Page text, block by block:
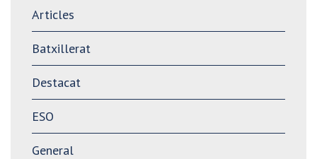
Articles
Batxillerat
Destacat
ESO
General